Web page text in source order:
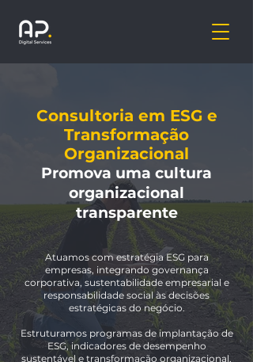
Consultoria em ESG e
Transformação
Organizacional
Promova uma cultura
organizacional
transparente
Atuamos com estratégia ESG para
empresas, integrando governança
corporativa, sustentabilidade empresarial e
responsabilidade social às decisões
estratégicas do negócio.
Estruturamos programas de implantação de
ESG, indicadores de desempenho
sustentável e transformação organizacional,